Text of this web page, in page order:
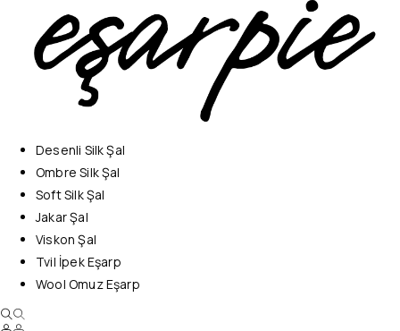
Desenli Silk Şal
Ombre Silk Şal
Soft Silk Şal
Jakar Şal
Viskon Şal
Tvil İpek Eşarp
Wool Omuz Eşarp